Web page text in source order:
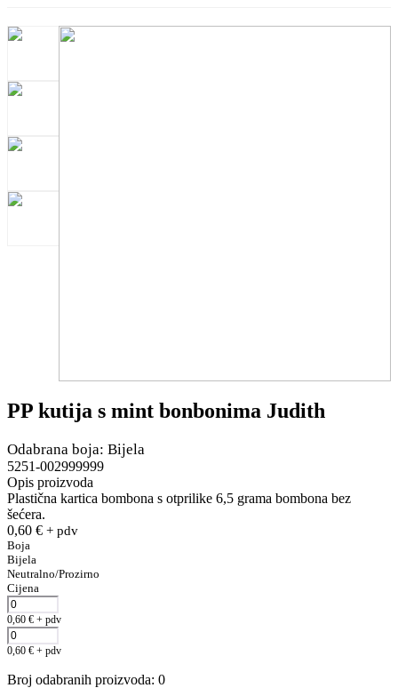
PP kutija s mint bonbonima Judith
Odabrana boja: Bijela
5251-002999999
Opis proizvoda
Plastična kartica bombona s otprilike 6,5 grama bombona bez
šećera.
0,60 € + pdv
Boja
Bijela
Neutralno/Prozirno
Cijena
0,60 € + pdv
0,60 € + pdv
Broj odabranih proizvoda: 0